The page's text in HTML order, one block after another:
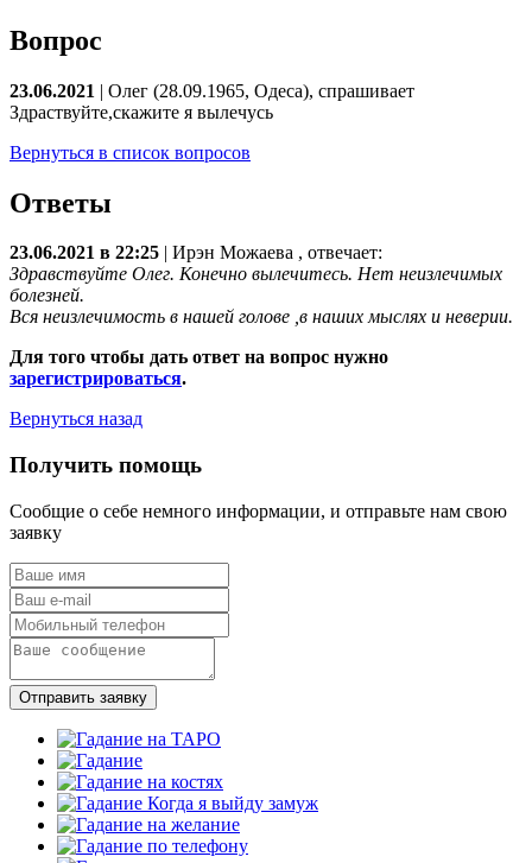
Вопрос
23.06.2021 | Олег (28.09.1965, Одеса), спрашивает
Здраствуйте,скажите я вылечусь
Вернуться в список вопросов
Ответы
23.06.2021 в 22:25 Ирэн Можаева , отвечает:
Здравствуйте Олег. Конечно вылечитесь. Нет неизлечимых
болезней.
Вся неизлечимость в нашей голове ,в наших мыслях и неверии.
Для того чтобы дать ответ на вопрос нужно
зарегистрироваться.
Вернуться назад
Получить помощь
Сообщие о себе немного информации, и отправьте нам свою
заявку
Отправить заявку